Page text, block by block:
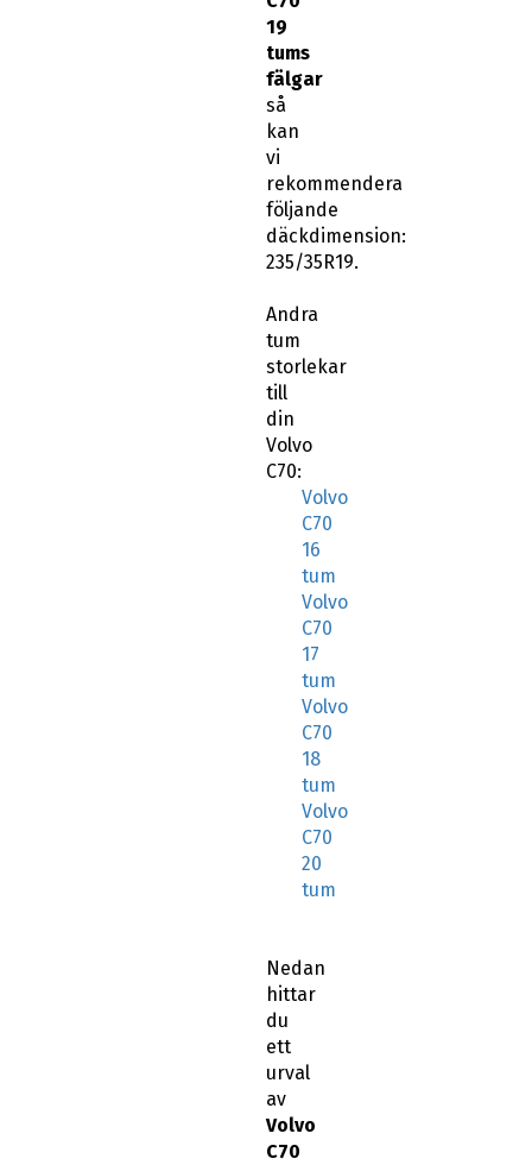
19
tums
fälgar
så
kan
vi
rekommendera
följande
däckdimension:
235/35R19.
Andra
tum
storlekar
till
din
Volvo
C70:
Volvo
C70
16
tum
Volvo
C70
17
tum
Volvo
C70
18
tum
Volvo
C70
20
tum
Nedan
hittar
du
ett
urval
av
Volvo
C70